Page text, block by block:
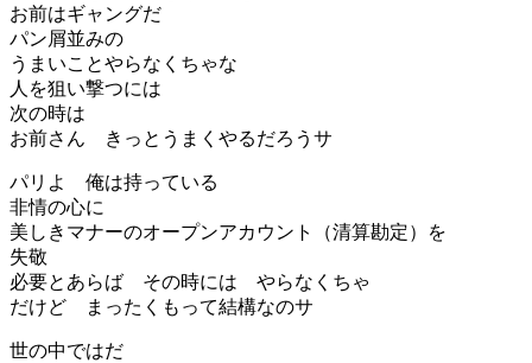
お前はギャングだ
パン屑並みの
うまいことやらなくちゃな
人を狙い撃つには
次の時は
お前さん きっとうまくやるだろうサ
パリよ 俺は持っている
非情の心に
美しきマナーのオープンアカウント（清算勘定）を
失敬
必要とあらば その時には やらなくちゃ
だけど まったくもって結構なのサ
世の中ではだ